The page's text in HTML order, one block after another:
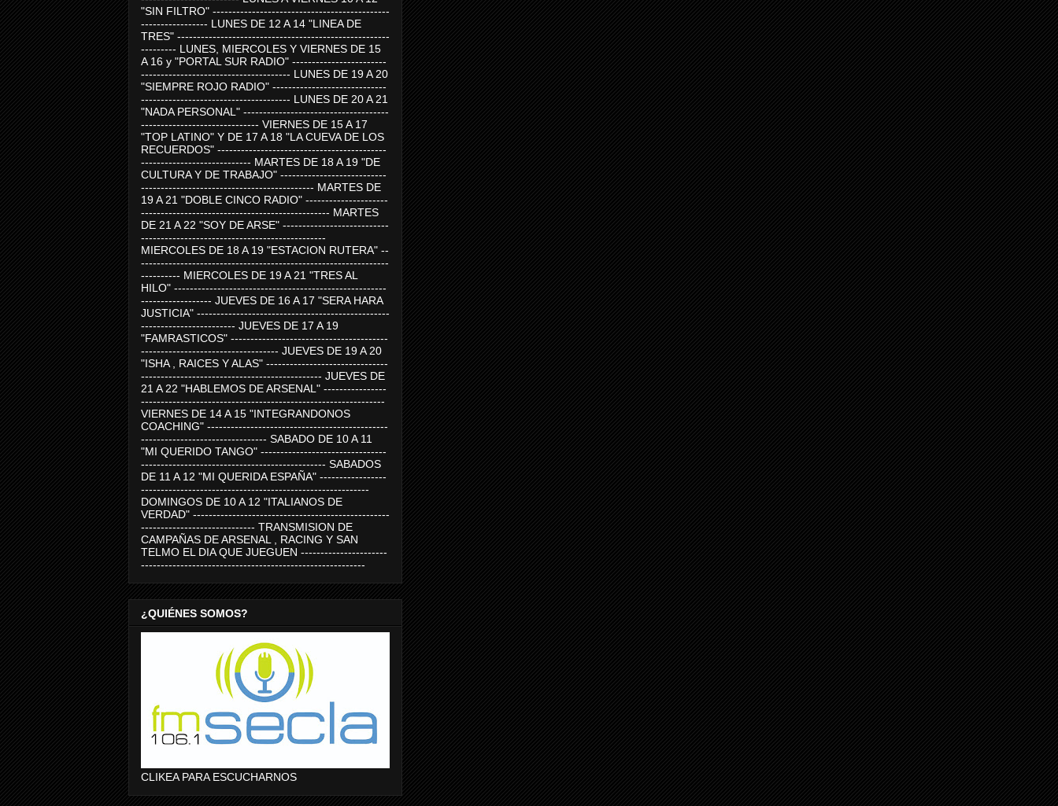
"SIN FILTRO" ---------------------------------------------
----------------- LUNES DE 12 A 14 "LINEA DE
TRES" ------------------------------------------------------
--------- LUNES, MIERCOLES Y VIERNES DE 15
A 16 y "PORTAL SUR RADIO" ------------------------
-------------------------------------- LUNES DE 19 A 20
"SIEMPRE ROJO RADIO" -----------------------------
-------------------------------------- LUNES DE 20 A 21
"NADA PERSONAL" -------------------------------------
------------------------------ VIERNES DE 15 A 17
"TOP LATINO" Y DE 17 A 18 "LA CUEVA DE LOS
RECUERDOS" -------------------------------------------
---------------------------- MARTES DE 18 A 19 "DE
CULTURA Y DE TRABAJO" ---------------------------
-------------------------------------------- MARTES DE
19 A 21 "DOBLE CINCO RADIO" ---------------------
------------------------------------------------ MARTES
DE 21 A 22 "SOY DE ARSE" ---------------------------
-----------------------------------------------
MIERCOLES DE 18 A 19 "ESTACION RUTERA" --
---------------------------------------------------------------
---------- MIERCOLES DE 19 A 21 "TRES AL
HILO" ------------------------------------------------------
------------------ JUEVES DE 16 A 17 "SERA HARA
JUSTICIA" -------------------------------------------------
------------------------ JUEVES DE 17 A 19
"FAMRASTICOS" ----------------------------------------
----------------------------------- JUEVES DE 19 A 20
"ISHA , RAICES Y ALAS" -------------------------------
---------------------------------------------- JUEVES DE
21 A 22 "HABLEMOS DE ARSENAL" ----------------
--------------------------------------------------------------
VIERNES DE 14 A 15 "INTEGRANDONOS
COACHING" ----------------------------------------------
-------------------------------- SABADO DE 10 A 11
"MI QUERIDO TANGO" --------------------------------
----------------------------------------------- SABADOS
DE 11 A 12 "MI QUERIDA ESPAÑA" -----------------
----------------------------------------------------------
DOMINGOS DE 10 A 12 "ITALIANOS DE
VERDAD" --------------------------------------------------
----------------------------- TRANSMISION DE
CAMPAÑAS DE ARSENAL , RACING Y SAN
TELMO EL DIA QUE JUEGUEN ----------------------
---------------------------------------------------------
¿QUIÉNES SOMOS?
CLIKEA PARA ESCUCHARNOS